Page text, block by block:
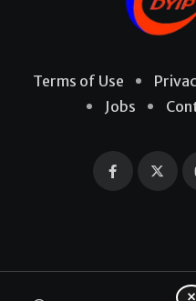
Terms of Use
Jobs